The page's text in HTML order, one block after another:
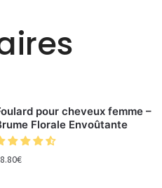
pour cheveux femme –
Florale Envoûtante
€